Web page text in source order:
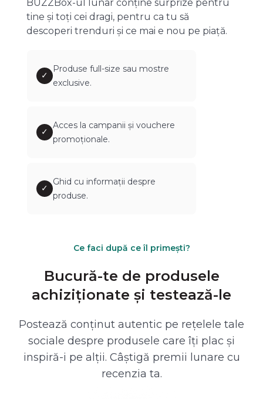
BUZZBox-ul lunar conține surprize pentru
tine și toți cei dragi, pentru ca tu să
descoperi trenduri și ce mai e nou pe piață.
✓
Produse full-size sau mostre
exclusive.
✓
Acces la campanii și vouchere
promoționale.
✓
Ghid cu informații despre
produse.
Ce faci după ce îl primești?
Bucură-te de produsele
achiziționate și testează-le
Postează conținut autentic pe rețelele tale
sociale despre produsele care îți plac și
inspiră-i pe alții. Câștigă premii lunare cu
recenzia ta.